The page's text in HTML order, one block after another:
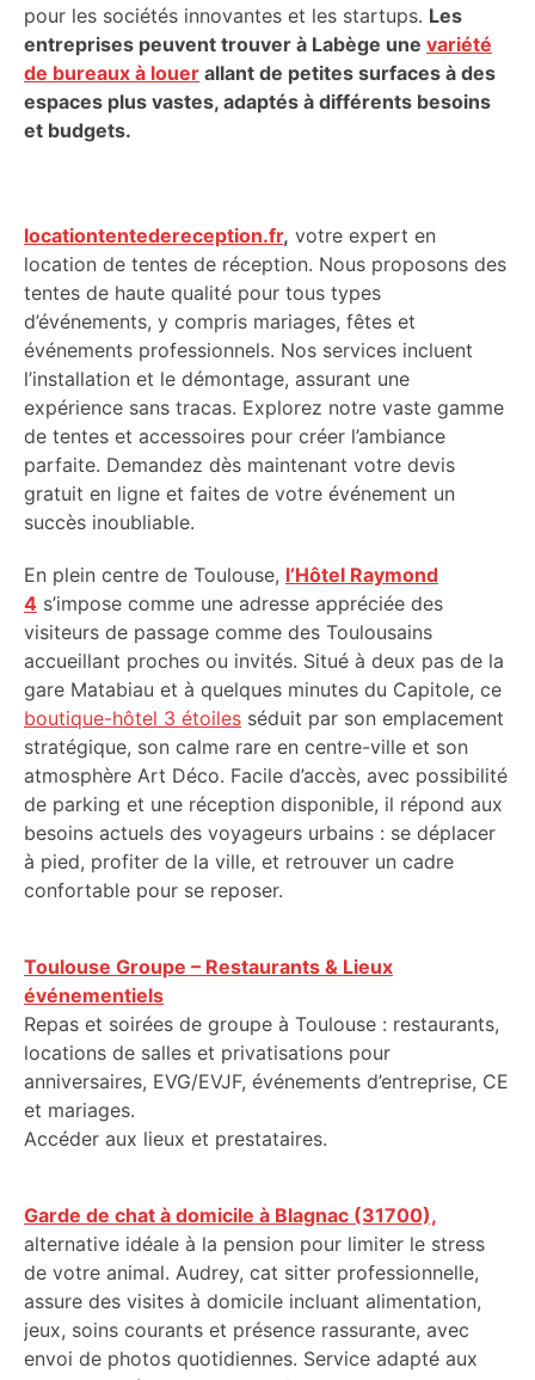
pour les sociétés innovantes et les startups. Les
entreprises peuvent trouver à Labège une variété
de bureaux à louer allant de petites surfaces à des
espaces plus vastes, adaptés à différents besoins
et budgets.
locationtentedereception.fr, votre expert en
location de tentes de réception. Nous proposons des
tentes de haute qualité pour tous types
d’événements, y compris mariages, fêtes et
événements professionnels. Nos services incluent
l’installation et le démontage, assurant une
expérience sans tracas. Explorez notre vaste gamme
de tentes et accessoires pour créer l’ambiance
parfaite. Demandez dès maintenant votre devis
gratuit en ligne et faites de votre événement un
succès inoubliable.
En plein centre de Toulouse, l’Hôtel Raymond
4 s’impose comme une adresse appréciée des
visiteurs de passage comme des Toulousains
accueillant proches ou invités. Situé à deux pas de la
gare Matabiau et à quelques minutes du Capitole, ce
boutique-hôtel 3 étoiles séduit par son emplacement
stratégique, son calme rare en centre-ville et son
atmosphère Art Déco. Facile d’accès, avec possibilité
de parking et une réception disponible, il répond aux
besoins actuels des voyageurs urbains : se déplacer
à pied, profiter de la ville, et retrouver un cadre
confortable pour se reposer.
Toulouse Groupe – Restaurants & Lieux
événementiels
Repas et soirées de groupe à Toulouse : restaurants,
locations de salles et privatisations pour
anniversaires, EVG/EVJF, événements d’entreprise, CE
et mariages.
Accéder aux lieux et prestataires.
Garde de chat à domicile à Blagnac (31700),
alternative idéale à la pension pour limiter le stress
de votre animal. Audrey, cat sitter professionnelle,
assure des visites à domicile incluant alimentation,
jeux, soins courants et présence rassurante, avec
envoi de photos quotidiennes. Service adapté aux